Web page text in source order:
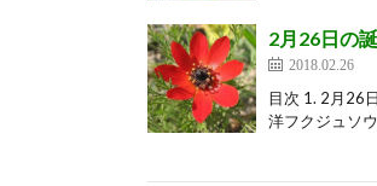
2月26日の
2018.02.26
目次 1. 2月26
洋フクジュソ